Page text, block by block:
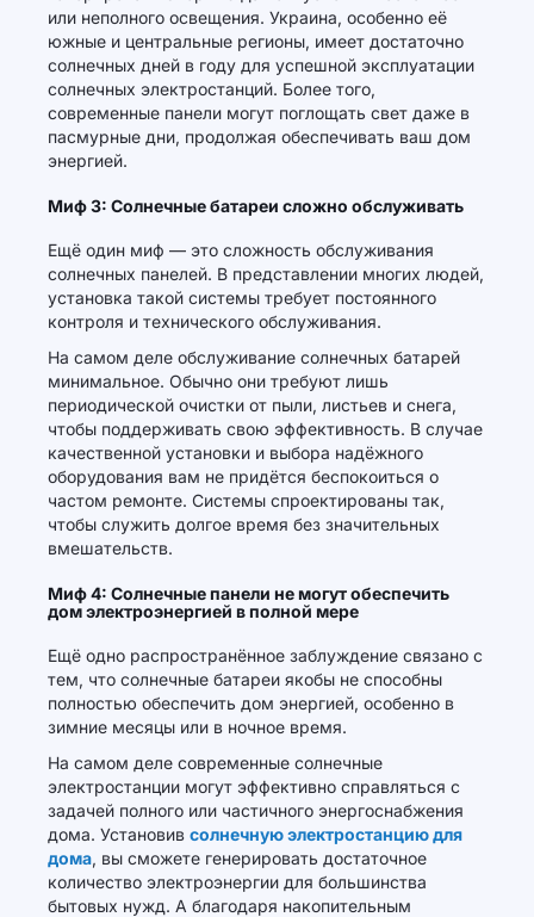
или неполного освещения. Украина, особенно её
южные и центральные регионы, имеет достаточно
солнечных дней в году для успешной эксплуатации
солнечных электростанций. Более того,
современные панели могут поглощать свет даже в
пасмурные дни, продолжая обеспечивать ваш дом
энергией.
Миф 3: Солнечные батареи сложно обслуживать
Ещё один миф — это сложность обслуживания
солнечных панелей. В представлении многих людей,
установка такой системы требует постоянного
контроля и технического обслуживания.
На самом деле обслуживание солнечных батарей
минимальное. Обычно они требуют лишь
периодической очистки от пыли, листьев и снега,
чтобы поддерживать свою эффективность. В случае
качественной установки и выбора надёжного
оборудования вам не придётся беспокоиться о
частом ремонте. Системы спроектированы так,
чтобы служить долгое время без значительных
вмешательств.
Миф 4: Солнечные панели не могут обеспечить
дом электроэнергией в полной мере
Ещё одно распространённое заблуждение связано с
тем, что солнечные батареи якобы не способны
полностью обеспечить дом энергией, особенно в
зимние месяцы или в ночное время.
На самом деле современные солнечные
электростанции могут эффективно справляться с
задачей полного или частичного энергоснабжения
дома. Установив солнечную электростанцию для
дома, вы сможете генерировать достаточное
количество электроэнергии для большинства
бытовых нужд. А благодаря накопительным